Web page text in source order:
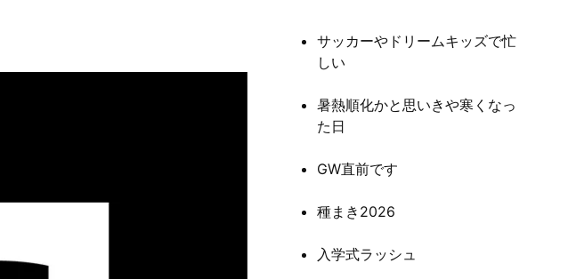
サッカーやドリームキッズで忙
しい
暑熱順化かと思いきや寒くなっ
た日
GW直前です
種まき2026
入学式ラッシュ